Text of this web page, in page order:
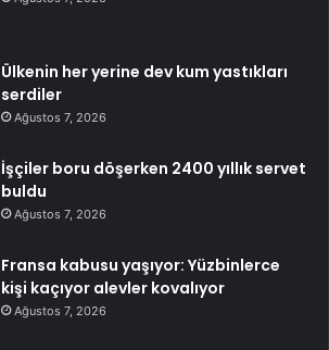
Ülkenin her yerine dev kum yastıkları
serdiler
Ağustos 7, 2026
İşçiler boru döşerken 2400 yıllık servet
buldu
Ağustos 7, 2026
Fransa kabusu yaşıyor: Yüzbinlerce
kişi kaçıyor alevler kovalıyor
Ağustos 7, 2026